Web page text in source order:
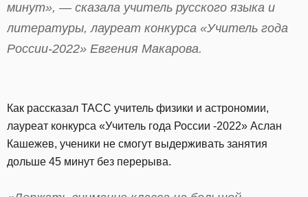
минут», — сказала учитель русского языка и
литературы, лауреат конкурса «Учитель года
России-2022» Евгения Макарова.
Как рассказал ТАСС учитель физики и астрономии,
лауреат конкурса «Учитель года России -2022» Аслан
Кашежев, ученики не смогут выдерживать занятия
дольше 45 минут без перерыва.